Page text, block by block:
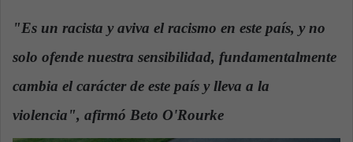
a
n
m
a
"Es un racista y aviva el racismo en este país, y no
solo ofende nuestra sensibilidad, fundamentalmente
cambia el carácter de este país y lleva a la
violencia", afirmó Beto O'Rourke